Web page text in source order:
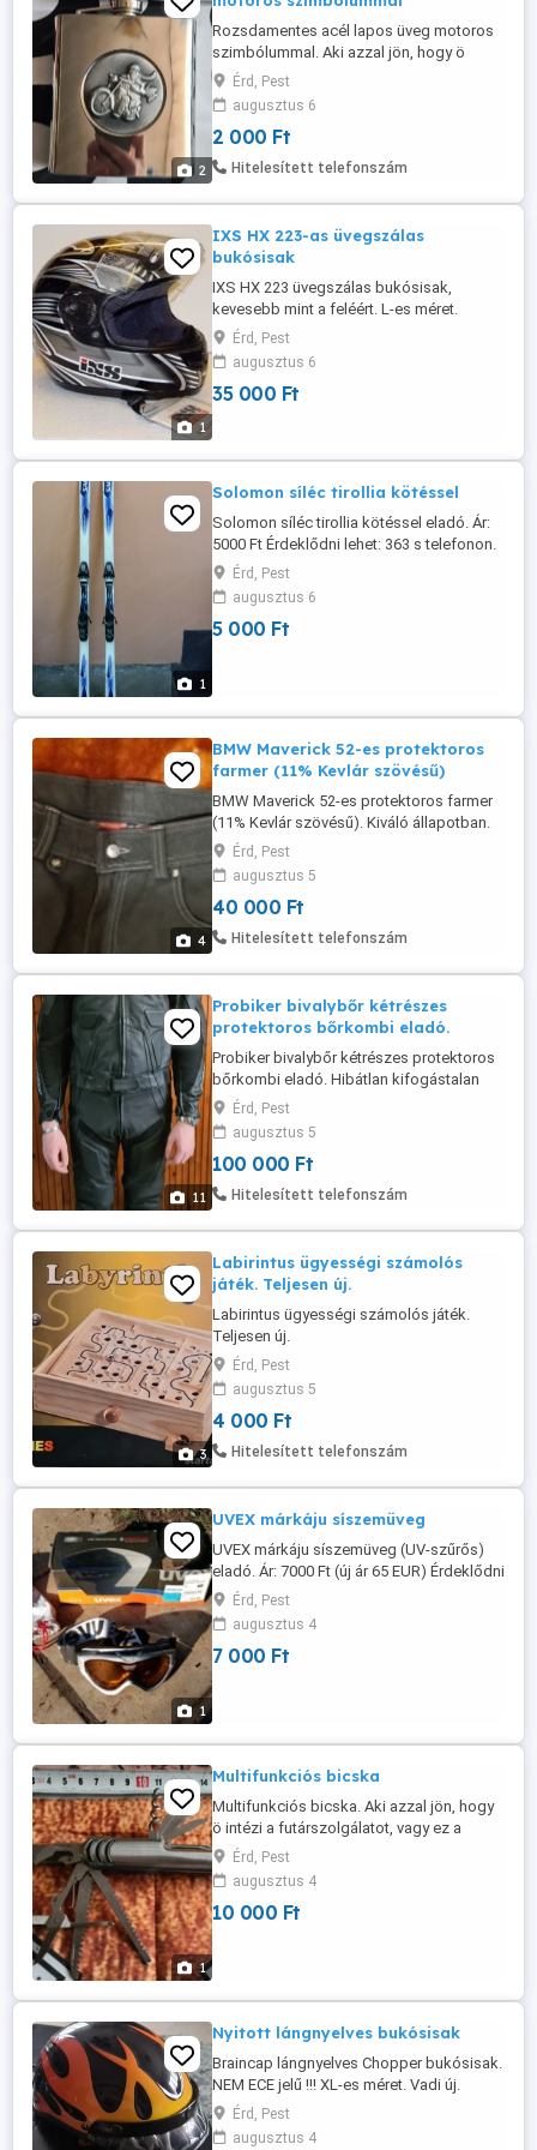
2
Rozsdamentes acél lapos üveg motoros
szimbólummal. Aki azzal jön, hogy ö
intézi a futárszolgálatot, vagy ez a végső
ár már törlöm is. Vagy személyes átvétel,
vagy előre utalás után küldöm bármivel.
Érd, Pest
augusztus 6
2 000 Ft
Hitelesített telefonszám
1
IXS HX 223-as üvegszálas
bukósisak
IXS HX 223 üvegszálas bukósisak,
kevesebb mint a feléért. L-es méret.
Érd, Pest
augusztus 6
35 000 Ft
1
Solomon síléc tirollia kötéssel
Solomon síléc tirollia kötéssel eladó. Ár:
5000 Ft Érdeklődni lehet: 363 s telefonon.
Érd, Pest
augusztus 6
5 000 Ft
4
BMW Maverick 52-es protektoros
farmer (11% Kevlár szövésű)
BMW Maverick 52-es protektoros farmer
(11% Kevlár szövésű). Kiváló állapotban.
Hátul középen a felsörészhez
cipzározható. Derék körbe 94cm. Belső
lábhossz 88cm Külső lábhossz 116cm.
Érd, Pest
augusztus 5
40 000 Ft
Hitelesített telefonszám
11
Probiker bivalybőr kétrészes
protektoros bőrkombi eladó.
Probiker bivalybőr kétrészes protektoros
bőrkombi eladó. Hibátlan kifogástalan
állapotban. Szellős lyukacsos bélés.
Derékba össze cipzározható, biztonsági
varrásokkal. 50-es méret. Fiam 76kg és
180cm magas, passzentosan pont jó rá. A
képen ö van. Neki vettem, de inkább textilt
Érd, Pest
augusztus 5
100 000 Ft
Hitelesített telefonszám
3
Labirintus ügyességi számolós
játék. Teljesen új.
Labirintus ügyességi számolós játék.
Teljesen új.
Érd, Pest
augusztus 5
4 000 Ft
Hitelesített telefonszám
1
UVEX márkáju síszemüveg
UVEX márkáju síszemüveg (UV-szűrős)
eladó. Ár: 7000 Ft (új ár 65 EUR) Érdeklődni
lehet: 3630 274 8766 telefonon.
Érd, Pest
augusztus 4
7 000 Ft
1
Multifunkciós bicska
Multifunkciós bicska. Aki azzal jön, hogy
ö intézi a futárszolgálatot, vagy ez a
végső ár már törlöm is. Vagy személyes
átvétel, vagy előre utalás után küldöm
bármivel.
Érd, Pest
augusztus 4
10 000 Ft
Nyitott lángnyelves bukósisak
Braincap lángnyelves Chopper bukósisak.
NEM ECE jelű !!! XL-es méret. Vadi új.
Érd, Pest
augusztus 4